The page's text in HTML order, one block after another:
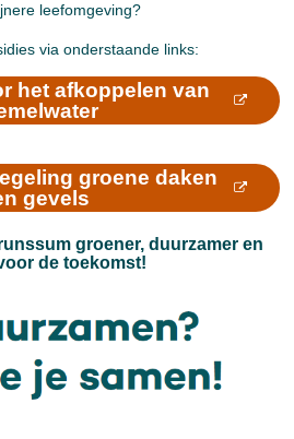
leefomgeving?
via onderstaande links:
het afkoppelen van
groene daken
gevels
groener, duurzamer en
de toekomst!